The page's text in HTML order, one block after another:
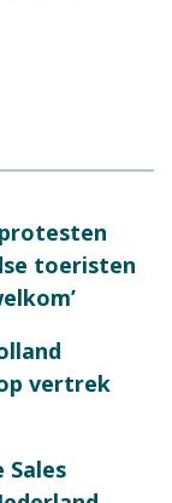
toeristen
vertrek
Sales